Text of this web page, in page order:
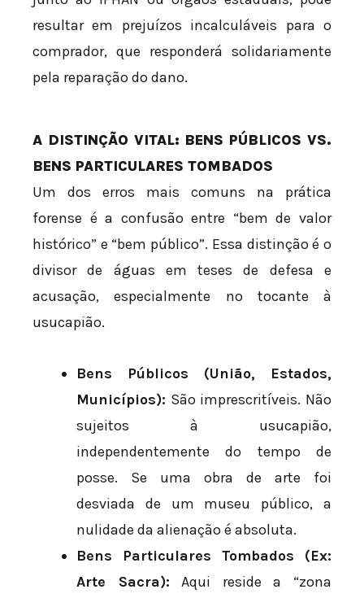
resultar em prejuízos incalculáveis para o
comprador, que responderá solidariamente
pela reparação do dano.
A DISTINÇÃO VITAL: BENS PÚBLICOS VS.
BENS PARTICULARES TOMBADOS
Um dos erros mais comuns na prática
forense é a confusão entre “bem de valor
histórico” e “bem público”. Essa distinção é o
divisor de águas em teses de defesa e
acusação, especialmente no tocante à
usucapião.
Bens Públicos (União, Estados,
Municípios): São imprescritíveis. Não
sujeitos à usucapião,
independentemente do tempo de
posse. Se uma obra de arte foi
desviada de um museu público, a
nulidade da alienação é absoluta.
Bens Particulares Tombados (Ex:
Arte Sacra): Aqui reside a “zona